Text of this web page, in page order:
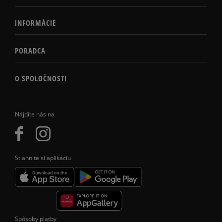
Nájdite nás na
Stiahnite si aplikáciu
INFORMÁCIE
PORADCA
O SPOLOČNOSTI
Spôsoby platby